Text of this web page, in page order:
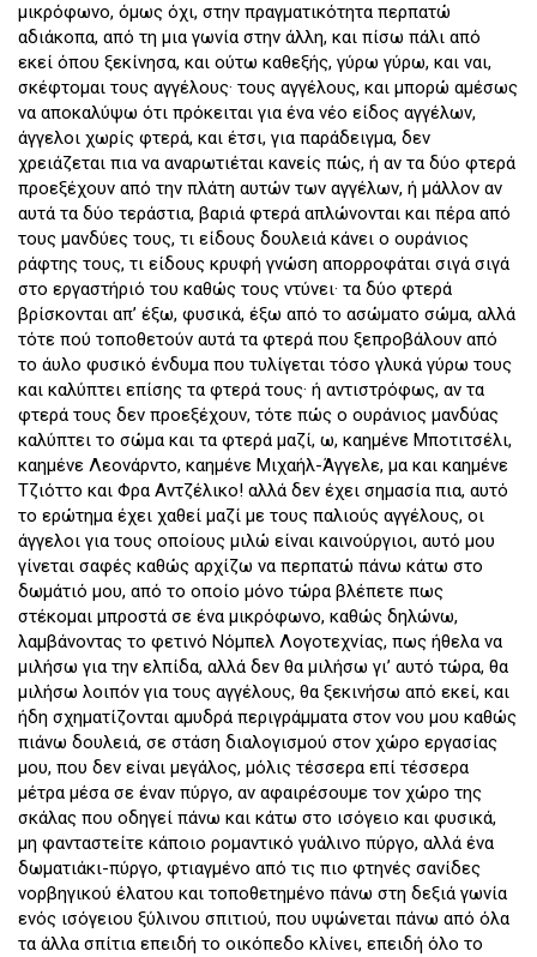
μικρόφωνο, όμως όχι, στην πραγματικότητα περπατώ
αδιάκοπα, από τη μια γωνία στην άλλη, και πίσω πάλι από
εκεί όπου ξεκίνησα, και ούτω καθεξής, γύρω γύρω, και ναι,
σκέφτομαι τους αγγέλους· τους αγγέλους, και μπορώ αμέσως
να αποκαλύψω ότι πρόκειται για ένα νέο είδος αγγέλων,
άγγελοι χωρίς φτερά, και έτσι, για παράδειγμα, δεν
χρειάζεται πια να αναρωτιέται κανείς πώς, ή αν τα δύο φτερά
προεξέχουν από την πλάτη αυτών των αγγέλων, ή μάλλον αν
αυτά τα δύο τεράστια, βαριά φτερά απλώνονται και πέρα από
τους μανδύες τους, τι είδους δουλειά κάνει ο ουράνιος
ράφτης τους, τι είδους κρυφή γνώση απορροφάται σιγά σιγά
στο εργαστήριό του καθώς τους ντύνει· τα δύο φτερά
βρίσκονται απ’ έξω, φυσικά, έξω από το ασώματο σώμα, αλλά
τότε πού τοποθετούν αυτά τα φτερά που ξεπροβάλουν από
το άυλο φυσικό ένδυμα που τυλίγεται τόσο γλυκά γύρω τους
και καλύπτει επίσης τα φτερά τους· ή αντιστρόφως, αν τα
φτερά τους δεν προεξέχουν, τότε πώς ο ουράνιος μανδύας
καλύπτει το σώμα και τα φτερά μαζί, ω, καημένε Μποτιτσέλι,
καημένε Λεονάρντο, καημένε Μιχαήλ-Άγγελε, μα και καημένε
Τζιόττο και Φρα Αντζέλικο! αλλά δεν έχει σημασία πια, αυτό
το ερώτημα έχει χαθεί μαζί με τους παλιούς αγγέλους, οι
άγγελοι για τους οποίους μιλώ είναι καινούργιοι, αυτό μου
γίνεται σαφές καθώς αρχίζω να περπατώ πάνω κάτω στο
δωμάτιό μου, από το οποίο μόνο τώρα βλέπετε πως
στέκομαι μπροστά σε ένα μικρόφωνο, καθώς δηλώνω,
λαμβάνοντας το φετινό Νόμπελ Λογοτεχνίας, πως ήθελα να
μιλήσω για την ελπίδα, αλλά δεν θα μιλήσω γι’ αυτό τώρα, θα
μιλήσω λοιπόν για τους αγγέλους, θα ξεκινήσω από εκεί, και
ήδη σχηματίζονται αμυδρά περιγράμματα στον νου μου καθώς
πιάνω δουλειά, σε στάση διαλογισμού στον χώρο εργασίας
μου, που δεν είναι μεγάλος, μόλις τέσσερα επί τέσσερα
μέτρα μέσα σε έναν πύργο, αν αφαιρέσουμε τον χώρο της
σκάλας που οδηγεί πάνω και κάτω στο ισόγειο και φυσικά,
μη φανταστείτε κάποιο ρομαντικό γυάλινο πύργο, αλλά ένα
δωματιάκι-πύργο, φτιαγμένο από τις πιο φτηνές σανίδες
νορβηγικού έλατου και τοποθετημένο πάνω στη δεξιά γωνία
ενός ισόγειου ξύλινου σπιτιού, που υψώνεται πάνω από όλα
τα άλλα σπίτια επειδή το οικόπεδο κλίνει, επειδή όλο το